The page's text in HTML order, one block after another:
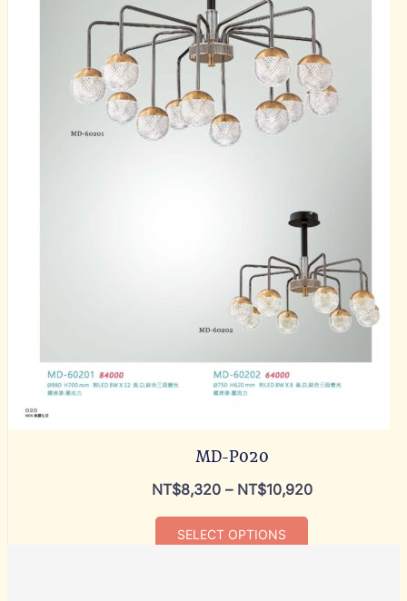
MD-P020
NT$8,320– NT$10,920
SELECT OPTIONS